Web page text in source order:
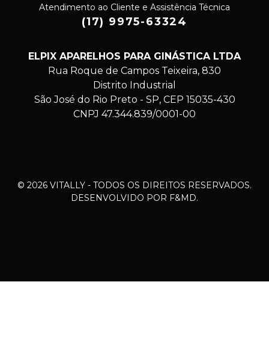
Atendimento ao Cliente e Assistência Técnica
(17) 9975-63324
ELPIX APARELHOS PARA GINÁSTICA LTDA
Rua Roque de Campos Teixeira, 830
Distrito Industrial
São José do Rio Preto - SP, CEP 15035-430
CNPJ 47.344.839/0001-00
© 2026 VITALLY - TODOS OS DIREITOS RESERVADOS.
DESENVOLVIDO POR F&MD.